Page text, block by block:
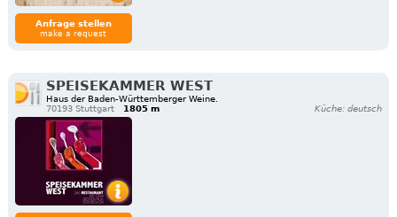
Anfrage stellen
make a request
SPEISEKAMMER WEST
Haus der Baden-Württemberger Weine.
70193 Stuttgart
1805 m Küche: deutsch